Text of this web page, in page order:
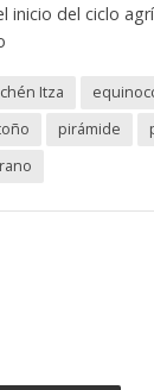
inicio del ciclo
Itza
pirámide